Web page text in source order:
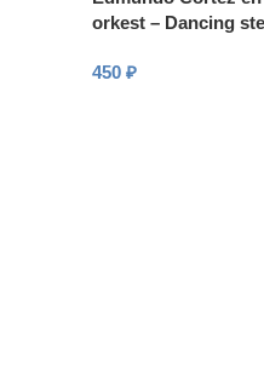
orkest – Dancing
450 ₽